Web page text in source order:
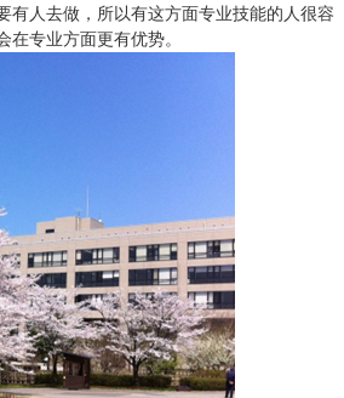
有人去做，所以有这方面专业技能的人很容
专业方面更有优势。